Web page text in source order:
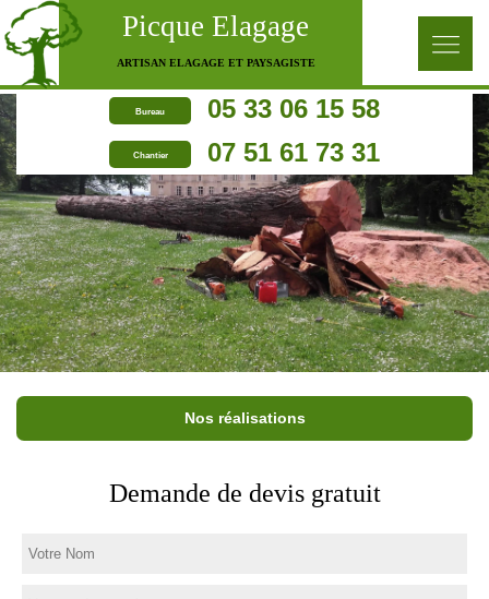
Picque Elagage
ARTISAN ELAGAGE ET PAYSAGISTE
Bureau 05 33 06 15 58
Chantier 07 51 61 73 31
Nos réalisations
Demande de devis gratuit